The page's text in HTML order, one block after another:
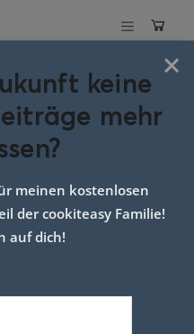
mit
×
keine
mehr
meinen kostenlosen
der cookiteasy Familie!
auf dich!